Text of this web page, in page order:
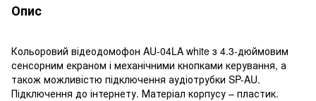
Опис
Кольоровий відеодомофон AU-04LA white з 4.3-дюймовим
сенсорним екраном і механічними кнопками керування, а
також можливістю підключення аудіотрубки SP-AU.
Підключення до інтернету. Матеріал корпусу – пластик.